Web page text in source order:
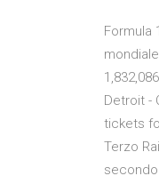
Formula
Detroit -
tickets
Terzo
secondo